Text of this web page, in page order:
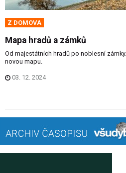
Z DOMOVA
Mapa hradů a zámků
Od majestátních hradů po noblesní
novou mapu.
03. 12. 2024